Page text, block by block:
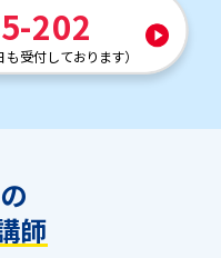
202
も受付しております）
師